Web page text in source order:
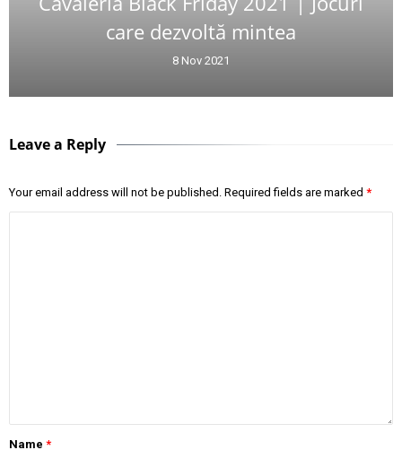
care dezvoltă mintea
8 Nov 2021
Leave a Reply
Your email address will not be published. Required fields are marked *
Name *